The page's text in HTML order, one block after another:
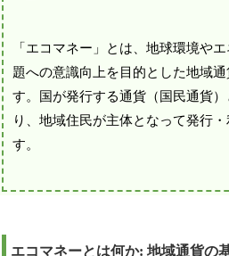
「エコマネー」とは、地球環境や
題への意識向上を目的とした地域
す。国が発行する通貨（国民通貨）
り、地域住民が主体となって発行・
す。
エコマネーとは何か: 地域通貨の